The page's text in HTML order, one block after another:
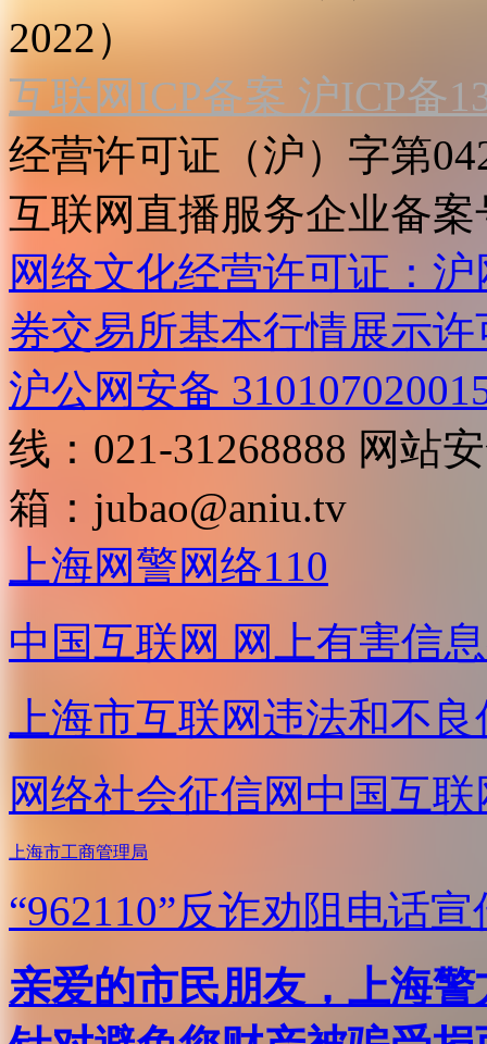
2022）
互联网ICP备案 沪ICP备
经营许可证（沪）字第
互联网直播服务企业备案
网络文化经营许可证：
券交易所基本行情展示许
沪公网安备
线：021-31268888 网站
箱： jubao@aniu.tv
上海网警网络110
中国互联网 网上有害信
上海市互联网违法和不
网络社会征信网 中国互
上海市工商管理局
“962110”反诈劝阻电话宣
亲爱的市民朋友，上海